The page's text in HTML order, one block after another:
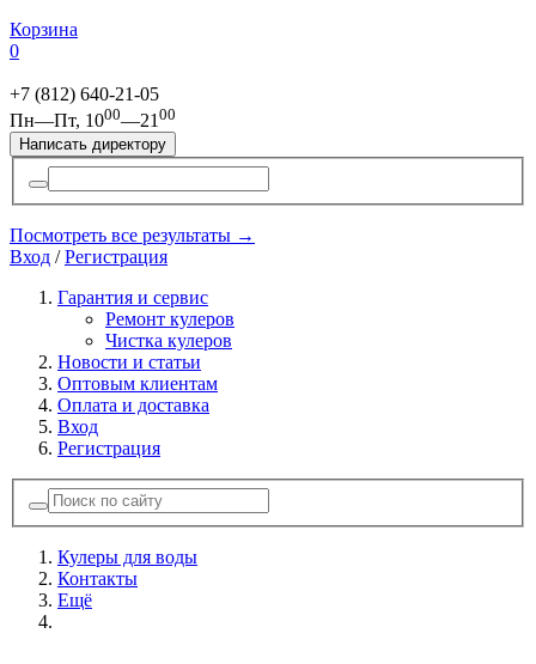
Корзина
0
+7 (812) 640-21-05
Пн—Пт, 1000—21 00
Написать директору
Посмотреть все результаты →
Вход /Регистрация
Гарантия и сервис
Ремонт кулеров
Чистка кулеров
Новости и статьи
Оптовым клиентам
Оплата и доставка
Вход
Регистрация
Кулеры для воды
Контакты
Ещё